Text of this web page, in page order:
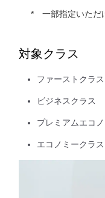
一部指定いただ
対象クラス
ファーストクラス
ビジネスクラス
プレミアムエコ
エコノミークラス